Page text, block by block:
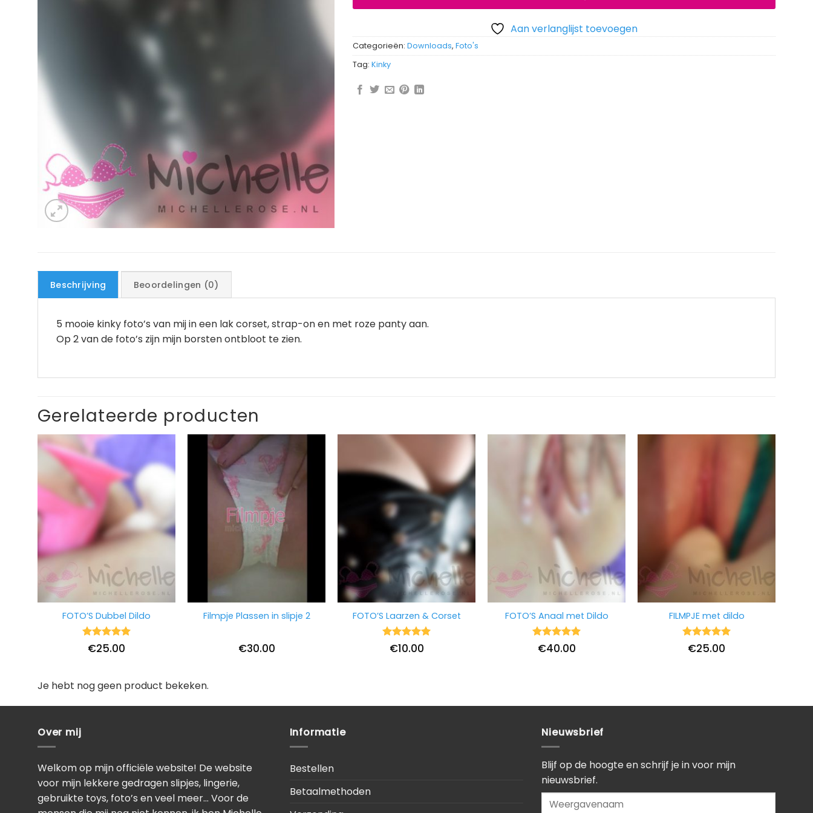
Aan verlanglijst toevoegen
Categorieën: Downloads, Foto's
Tag: Kinky
Beschrijving Beoordelingen (0)
5 mooie kinky foto’s van mij in een lak corset, strap-on en met roze panty aan.
Op 2 van de foto’s zijn mijn borsten ontbloot te zien.
Gerelateerde producten
FOTO’S Dubbel Dildo
Waardering
uit 5
€25.00
Filmpje Plassen in slipje 2
€30.00
FOTO’S Laarzen & Corset
Waardering
uit 5
€10.00
FOTO’S Anaal met Dildo
Waardering
uit 5
€40.00
FILMPJE met dildo
Waardering
uit 5
€25.00
Je hebt nog geen product bekeken.
Over mij
Welkom op mijn officiële website! De website
voor mijn lekkere gedragen slipjes, lingerie,
gebruikte toys, foto’s en veel meer… Voor de
Informatie
Bestellen
Betaalmethoden
Nieuwsbrief
Blijf op de hoogte en schrijf je in voor mijn
nieuwsbrief.